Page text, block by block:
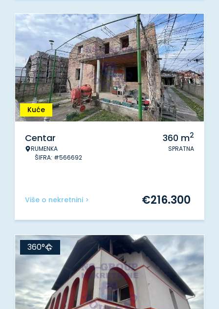
Kuće
Centar
RUMENKA
ŠIFRA: #566692
360 m2
SPRATNA
Više o nekretnini > €216.300
360°